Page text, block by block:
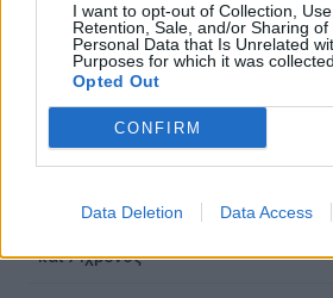
I want to opt-out of Collection, Use,
Retention, Sale, and/or Sharing of
Personal Data that Is Unrelated
Purposes for which it was collected.
Opted Out
CONFIRM
Data Deletion Data Access
Ρόδος: Έσπασε ο κάβος και
23:19
Τραγωδία στην Εύβοια: Νεκρός
τροχαίο με αγριογούρουνο
και 71χρονος